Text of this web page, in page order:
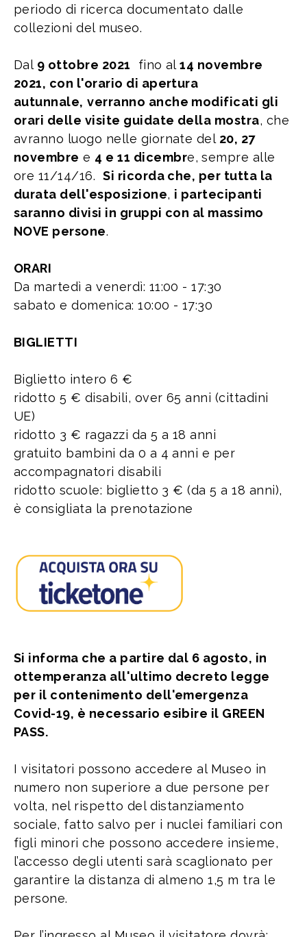
periodo di ricerca documentato dalle
collezioni del museo.
Dal 9 ottobre 2021 fino al14 novembre
2021, con l'orario di apertura
autunnale, verranno anche modificati gli
orari delle visite guidate della mostra, che
avranno luogo nelle giornate del 20, 27
novembre e 4 e 11 dicembre, sempre alle
ore 11/14/16.Si ricorda che, per tutta la
durata dell'esposizione, i partecipanti
saranno divisi in gruppi con al massimo
NOVE persone.
ORARI
Da martedì a venerdì: 11:00 - 17:30
sabato e domenica: 10:00 - 17:30
BIGLIETTI
Biglietto intero 6 €
ridotto 5 € disabili, over 65 anni (cittadini
UE)
ridotto 3 € ragazzi da 5 a 18 anni
gratuito bambini da 0 a 4 anni e per
accompagnatori disabili
ridotto scuole: biglietto 3 € (da 5 a 18 anni),
è consigliata la prenotazione
Si informa che a partire dal 6 agosto, in
ottemperanza all'ultimo decreto legge
per il contenimento dell'emergenza
Covid-19, è necessario esibire il GREEN
PASS.
I visitatori possono accedere al Museo in
numero non superiore a due persone per
volta, nel rispetto del distanziamento
sociale, fatto salvo per i nuclei familiari con
figli minori che possono accedere insieme,
l’accesso degli utenti sarà scaglionato per
garantire la distanza di almeno 1,5 m tra le
persone.